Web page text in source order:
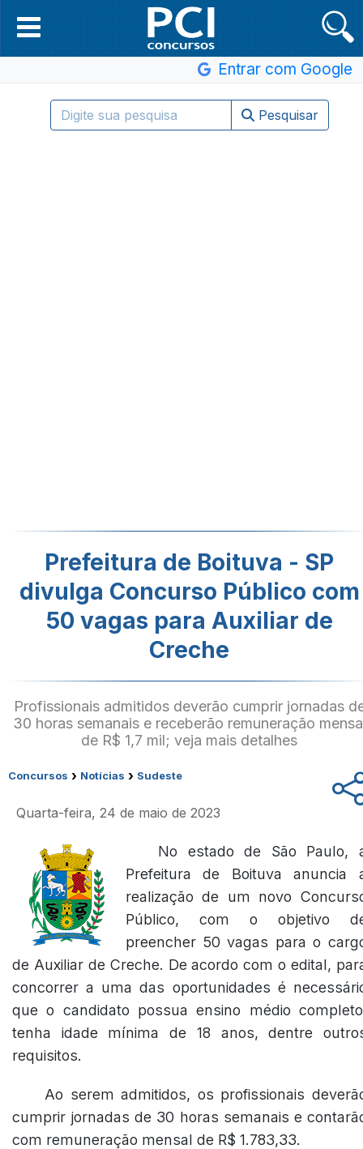
Entrar com Google
Pesquisar
Prefeitura de Boituva - SP
divulga Concurso Público com
50 vagas para Auxiliar de
Creche
Profissionais admitidos deverão cumprir jornadas
30 horas semanais e receberão remuneração
de R$ 1,7 mil; veja mais detalhes
Concursos › Notícias › Sudeste
Quarta-feira, 24 de maio de 2023
No estado de São Paulo,
Prefeitura de Boituva anuncia
realização de um novo
Público, com o objetivo
preencher 50 vagas para o
de Auxiliar de Creche. De acordo com o edital,
concorrer a uma das oportunidades é
que o candidato possua ensino médio
tenha idade mínima de 18 anos, dentre
requisitos.
Ao serem admitidos, os profissionais
cumprir jornadas de 30 horas semanais e
com remuneração mensal de R$ 1.783,33.